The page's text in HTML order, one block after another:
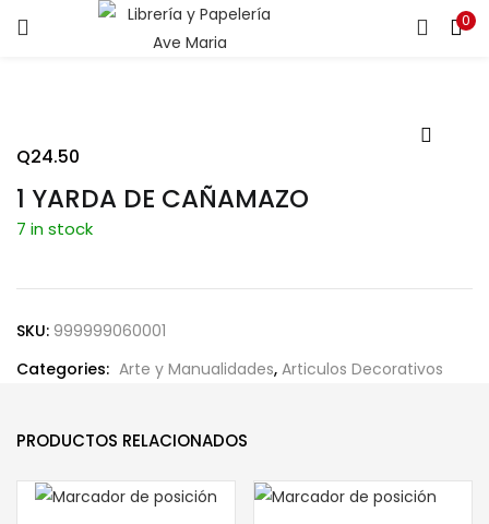
0
ENTRAR REGISTRARSE
Recuérdame
¿Contraseña perdida?
1 YARDA DE CAÑAMAZO
Q24.50
7 in stock
SKU: 999999060001
Categories: Arte y Manualidades, Articulos Decorativos
PRODUCTOS RELACIONADOS